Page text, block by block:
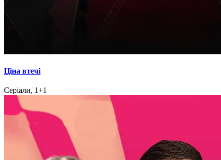
Ціна втечі
Серіали, 1+1